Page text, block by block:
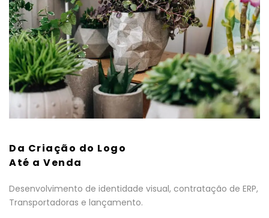
Da Criação do Logo
Até a Venda
Desenvolvimento de identidade visual, contratação de ERP,
Transportadoras e lançamento.